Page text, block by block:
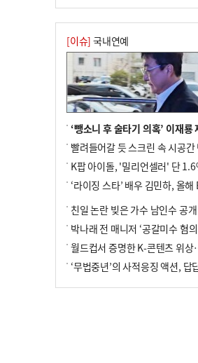
10 르노 못 타는 부산시장…관용
힌 지역기업 응원
[이슈] 국내연예
‘뺑소니 후 술타기 의혹’ 이재룡
박나래 전 매니저 ‘공갈미수 혐